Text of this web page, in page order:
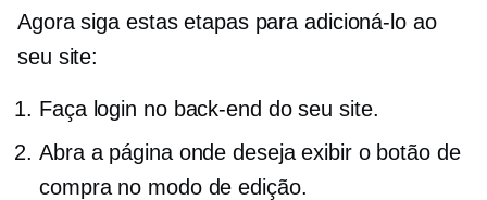
Agora siga estas etapas para adicioná-lo ao
seu site:
Faça login no back-end do seu site.
Abra a página onde deseja exibir o botão de
compra no modo de edição.